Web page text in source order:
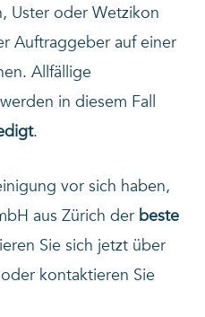
Uster oder Wetzikon
Auftraggeber auf einer
Allfällige
in diesem Fall
.
vor sich haben,
aus Zürich der beste
Sie sich jetzt über
kontaktieren Sie